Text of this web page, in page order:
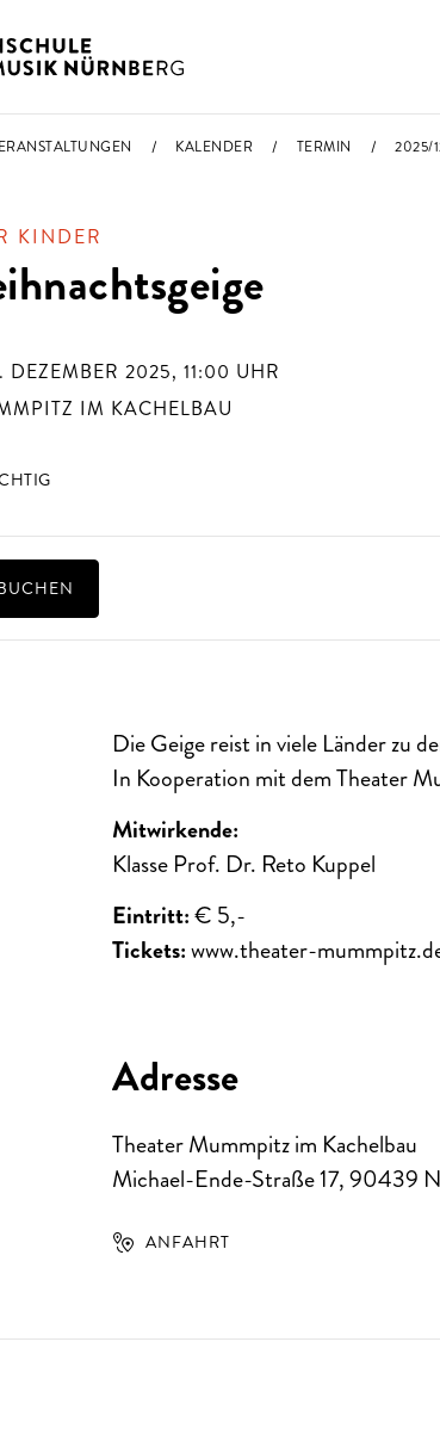
KALENDER TERMIN 2025/
KINDER
DEZEMBER 2025, 11:00 UHR
IM KACHELBAU
Die Geige reist in viele Länder zu
In Kooperation mit dem Theater
Mitwirkende:
Klasse Prof. Dr. Reto Kuppel
Eintritt:€ 5,-
Tickets:www.theater-
Adresse
Theater Mummpitz im Kachelbau
Michael-Ende-Straße 17,90439
ANFAHRT